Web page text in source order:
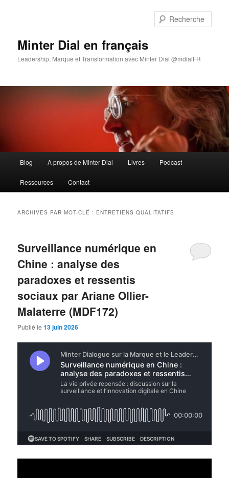
Minter Dial en français
Leadership, Marque et Transformation avec Minter Dial @mdialFR
principal
Blog A propos de Minter Dial Livres Podcast
Ressources Contact
ARCHIVES PAR MOT-CLÉ : ENTRETIENS QUALITATIFS
Surveillance numérique en
Chine : analyse des
paradoxes et ressentis
sociaux par Ariane Ollier-
Malaterre (MDF172)
Publié le13 juin 2026